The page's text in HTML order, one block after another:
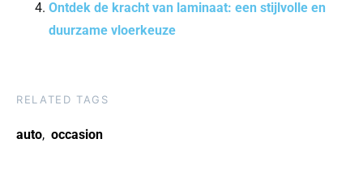
Ontdek de kracht van laminaat: een stijlvolle en
duurzame vloerkeuze
RELATED TAGS
auto, occasion